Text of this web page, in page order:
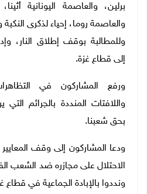
برلين، والعاصمة اليونانية
والعاصمة روما، إحياء لذكرى
وللمطالبة بوقف إطلاق النار،
إلى قطاع غزة.
ورفع المشاركون في
واللافتات المنددة بالجرائم التي
بحق شعبنا.
ودعا المشاركون إلى وقف
الاحتلال على مجازره ضد الشعب
ونددوا بالإبادة الجماعية في قطاع